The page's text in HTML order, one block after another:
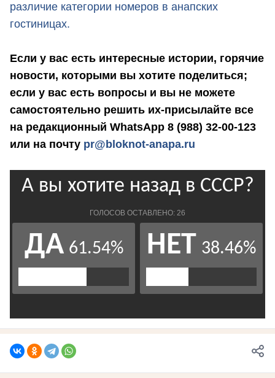
различие категории номеров в анапских
гостиницах.
Если у вас есть интересные истории, горячие
новости, которыми вы хотите поделиться;
если у вас есть вопросы и вы не можете
самостоятельно решить их-присылайте все
на редакционный WhatsApp 8 (988) 32-00-123
или на почту pr@bloknot-anapa.ru